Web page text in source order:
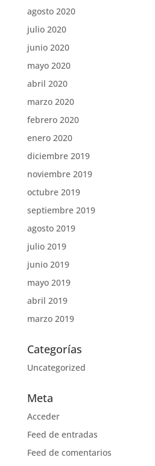
agosto 2020
julio 2020
junio 2020
mayo 2020
abril 2020
marzo 2020
febrero 2020
enero 2020
diciembre 2019
noviembre 2019
octubre 2019
septiembre 2019
agosto 2019
julio 2019
junio 2019
mayo 2019
abril 2019
marzo 2019
Categorías
Uncategorized
Meta
Acceder
Feed de entradas
Feed de comentarios